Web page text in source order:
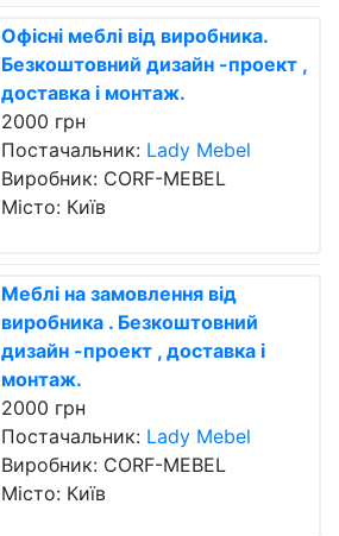
Офісні меблі від виробника.
Безкоштовний дизайн -проект ,
доставка і монтаж.
2000 грн
Постачальник: Lady Mebel
Виробник: CORF-MEBEL
Місто: Київ
Меблі на замовлення від
виробника . Безкоштовний
дизайн -проект , доставка і
монтаж.
2000 грн
Постачальник: Lady Mebel
Виробник: CORF-MEBEL
Місто: Київ